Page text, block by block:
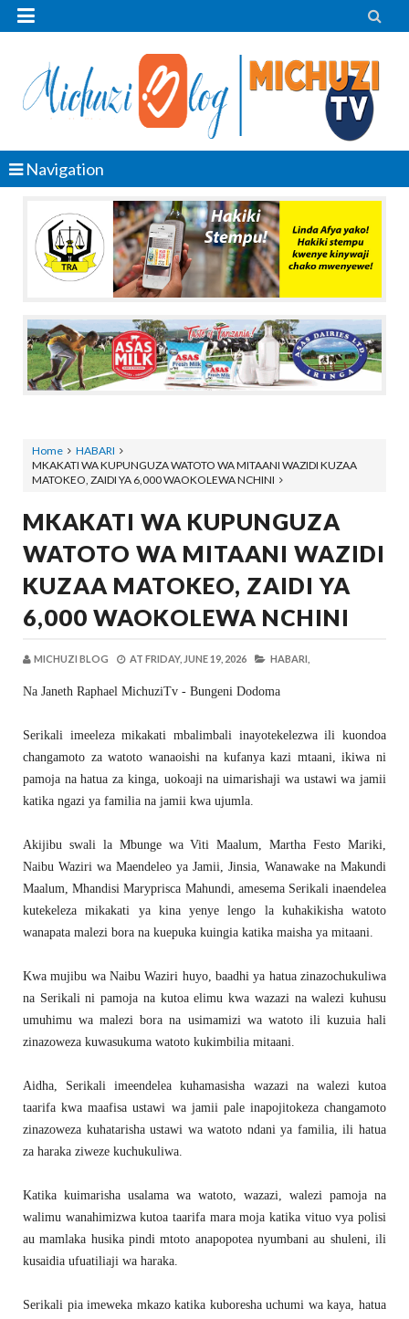
 
Navigation
Home
HABARI
MKAKATI WA KUPUNGUZA WATOTO WA MITAANI WAZIDI KUZAA
MATOKEO, ZAIDI YA 6,000 WAOKOLEWA NCHINI
MKAKATI WA KUPUNGUZA
WATOTO WA MITAANI WAZIDI
KUZAA MATOKEO, ZAIDI YA
6,000 WAOKOLEWA NCHINI
MICHUZI BLOG AT FRIDAY, JUNE 19, 2026 HABARI,
Na Janeth Raphael MichuziTv - Bungeni Dodoma
Serikali imeeleza mikakati mbalimbali inayotekelezwa ili kuondoa
changamoto za watoto wanaoishi na kufanya kazi mtaani, ikiwa ni
pamoja na hatua za kinga, uokoaji na uimarishaji wa ustawi wa jamii
katika ngazi ya familia na jamii kwa ujumla.
Akijibu swali la Mbunge wa Viti Maalum, Martha Festo Mariki,
Naibu Waziri wa Maendeleo ya Jamii, Jinsia, Wanawake na Makundi
Maalum, Mhandisi Maryprisca Mahundi, amesema Serikali inaendelea
kutekeleza mikakati ya kina yenye lengo la kuhakikisha watoto
wanapata malezi bora na kuepuka kuingia katika maisha ya mitaani.
Kwa mujibu wa Naibu Waziri huyo, baadhi ya hatua zinazochukuliwa
na Serikali ni pamoja na kutoa elimu kwa wazazi na walezi kuhusu
umuhimu wa malezi bora na usimamizi wa watoto ili kuzuia hali
zinazoweza kuwasukuma watoto kukimbilia mitaani.
Aidha, Serikali imeendelea kuhamasisha wazazi na walezi kutoa
taarifa kwa maafisa ustawi wa jamii pale inapojitokeza changamoto
zinazoweza kuhatarisha ustawi wa watoto ndani ya familia, ili hatua
za haraka ziweze kuchukuliwa.
Katika kuimarisha usalama wa watoto, wazazi, walezi pamoja na
walimu wanahimizwa kutoa taarifa mara moja katika vituo vya polisi
au mamlaka husika pindi mtoto anapopotea nyumbani au shuleni, ili
kusaidia ufuatiliaji wa haraka.
Serikali pia imeweka mkazo katika kuboresha uchumi wa kaya, hatua